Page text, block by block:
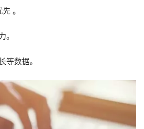
。
数据。